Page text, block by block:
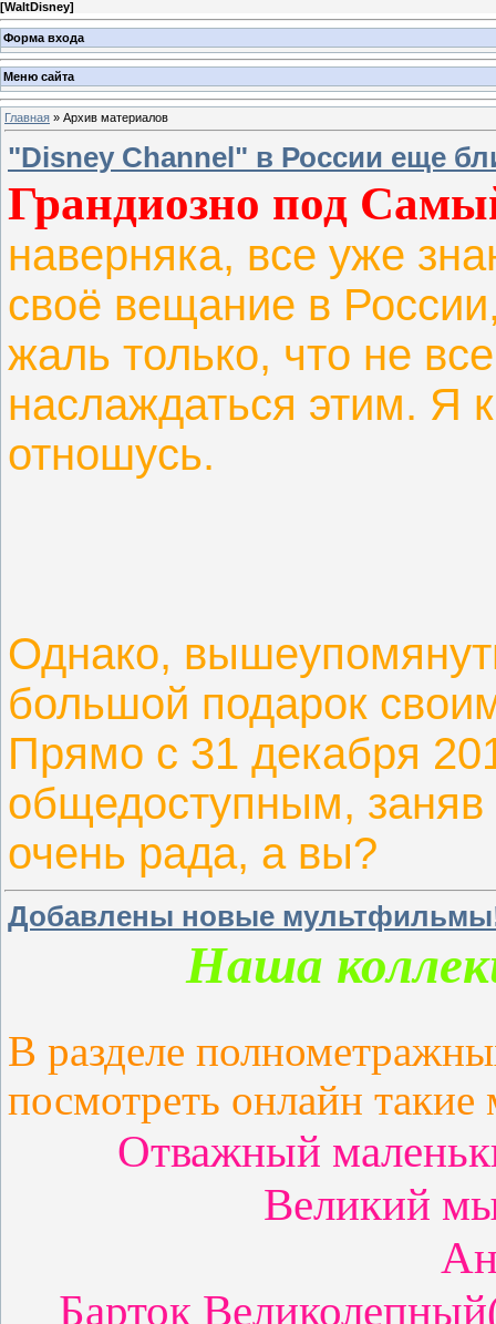
[WaltDisney]
Форма входа
Меню сайта
Главная » Архив материалов
"Disney Channel" в России еще
Грандиозно под
наверняка, все уже
своё вещание в
жаль только, что не
наслаждаться этим. Я
отношусь.
Однако,
большой подарок
Прямо с 31 декабря
общедоступным,
очень рада, а вы?
Добавлены новые
Наша
В разделе
посмотреть онлайн
Отважный
Великий
Барток